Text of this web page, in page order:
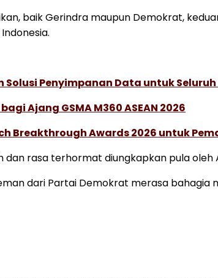
baik Gerindra maupun Demokrat,
Solusi Penyimpanan Data untuk
Ajang GSMA M360 ASEAN 2026
Breakthrough Awards 2026 untuk
dan rasa terhormat diungkapkan pula oleh
dari Partai Demokrat merasa bahagia